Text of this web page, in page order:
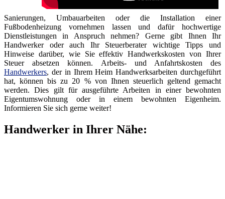
Sanierungen, Umbauarbeiten oder die Installation einer
Fußbodenheizung vornehmen lassen und dafür hochwertige
Dienstleistungen in Anspruch nehmen? Gerne gibt Ihnen Ihr
Handwerker oder auch Ihr Steuerberater wichtige Tipps und
Hinweise darüber, wie Sie effektiv Handwerkskosten von Ihrer
Steuer absetzen können. Arbeits- und Anfahrtskosten des
Handwerkers, der in Ihrem Heim Handwerksarbeiten durchgeführt
hat, können bis zu 20 % von Ihnen steuerlich geltend gemacht
werden. Dies gilt für ausgeführte Arbeiten in einer bewohnten
Eigentumswohnung oder in einem bewohnten Eigenheim.
Informieren Sie sich gerne weiter!
Handwerker in Ihrer Nähe: